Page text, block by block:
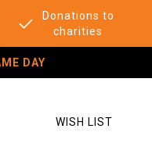
Donations to
charities
DAY
WISH LIST